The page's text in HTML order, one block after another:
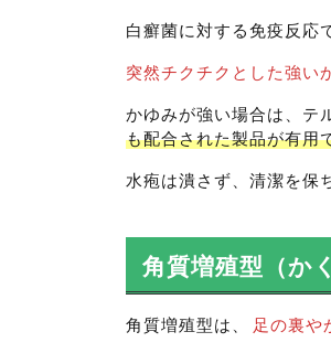
白癬菌に対する免疫反応
突然チクチクとした強い
かゆみが強い場合は、テ
も配合された製品が有用
水疱は潰さず、清潔を保
角質増殖型（か
角質増殖型は、
足の裏や